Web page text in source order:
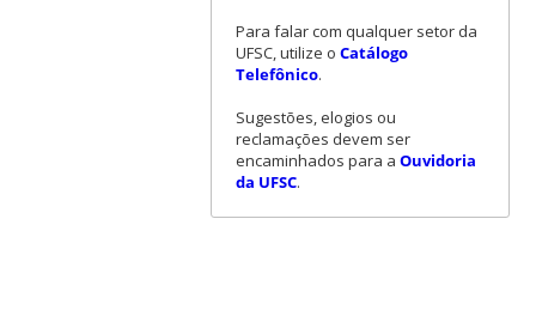
Para falar com qualquer setor da
UFSC, utilize o Catálogo
Telefônico.
Sugestões, elogios ou
reclamações devem ser
encaminhados para a Ouvidoria
da UFSC.